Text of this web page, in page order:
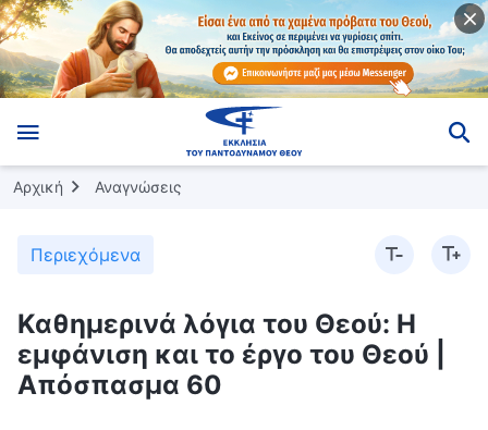
Αρχική Αναγνώσεις
Περιεχόμενα
Καθημερινά λόγια του Θεού: Η
εμφάνιση και το έργο του Θεού |
Απόσπασμα 60